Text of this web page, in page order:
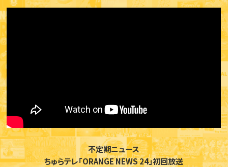
不定期ニュース
ちゅらテレ「ORANGE NEWS 24」初回放送